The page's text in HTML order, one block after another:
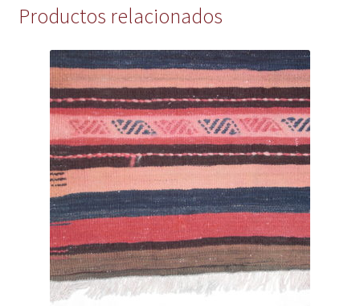
Productos relacionados